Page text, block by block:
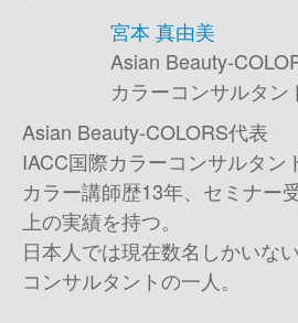
宮本 真由美
Asian Beauty-
カラーコンサルタン
Asian Beauty-COLORS代表
IACC国際カラーコンサルタン
カラー講師歴13年、セミナー
上の実績を持つ。
日本人では現在数名しかいな
コンサルタントの一人。